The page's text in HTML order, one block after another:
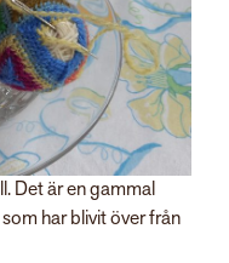
Det är en gammal
har blivit över från